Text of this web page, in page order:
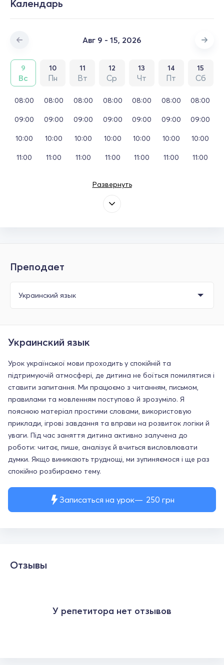
Календарь
Авг 9 - 15, 2026
9
Вс
10
Пн
11
Вт
12
Ср
13
Чт
14
Пт
15
Сб
08:00
09:00
10:00
11:00
08:00
09:00
10:00
11:00
08:00
09:00
10:00
11:00
08:00
09:00
10:00
11:00
08:00
09:00
10:00
11:00
08:00
09:00
10:00
11:00
08:00
09:00
10:00
11:00
Развернуть
Преподает
Записаться на урок 250 грн
Украинский язык
Урок української мови проходить у спокійній та
підтримуючій атмосфері, де дитина не боїться помилятися і
ставити запитання. Ми працюємо з читанням, письмом,
правилами та мовленням поступово й зрозуміло. Я
пояснюю матеріал простими словами, використовую
приклади, ігрові завдання та вправи на розвиток логіки й
уваги. Під час заняття дитина активно залучена до
роботи: читає, пише, аналізує й вчиться висловлювати
думки. Якщо виникають труднощі, ми зупиняємося і ще раз
спокійно розбираємо тему.
Отзывы
У репетитора нет отзывов